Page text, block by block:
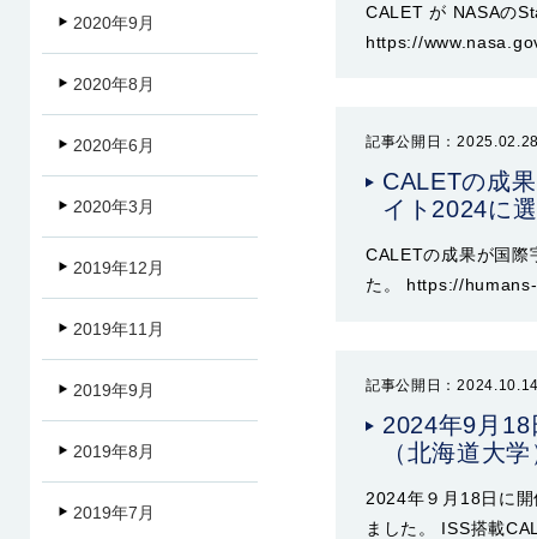
CALET が NASAの
https://
記事公開日：
CALETの成
イト2024に
CALETの成果が国際
た。 https://
記事公開日：
2024年9月
（北海道大
2024年９月18日に
ました。 ISS搭載
2020年9月
2020年8月
2020年6月
2020年3月
2019年12月
2019年11月
2019年9月
2019年8月
2019年7月